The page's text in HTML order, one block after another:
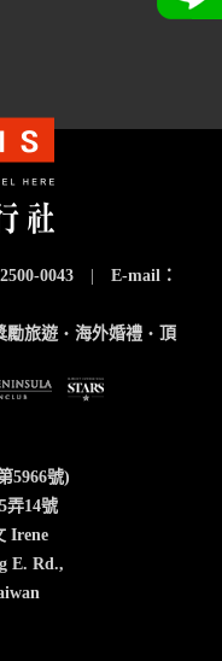
0043
E-mail：
勵旅遊 ‧ 海外婚禮 ‧ 頂
5966號)
弄14號
Irene
E. Rd.,